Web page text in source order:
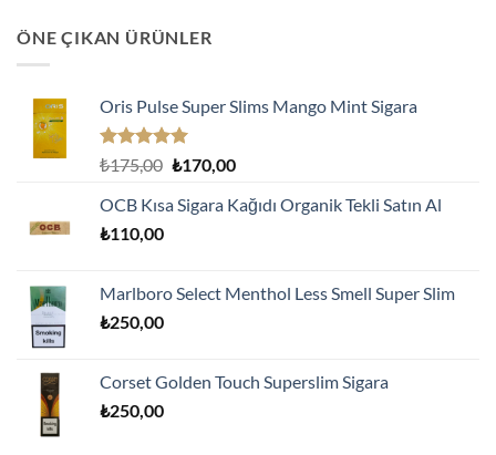
ÖNE ÇIKAN ÜRÜNLER
Oris Pulse Super Slims Mango Mint Sigara
5 üzerinden
oy
aldı
₺175,00 Orijinal
₺175,00.
₺170,00Şu
fiyat:
OCB Kısa Sigara Kağıdı Organik Tekli Satın Al
₺110,00
Marlboro Select Menthol Less Smell Super Slim
₺250,00
Corset Golden Touch Superslim Sigara
₺250,00